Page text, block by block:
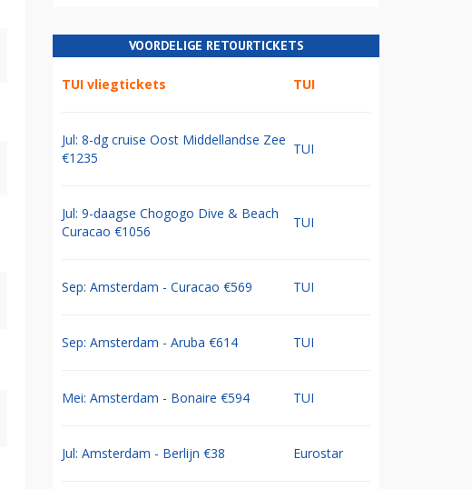
VOORDELIGE RETOURTICKETS
TUI vliegtickets TUI
Jul: 8-dg cruise Oost Middellandse Zee
€1235
TUI
Jul: 9-daagse Chogogo Dive & Beach
Curacao €1056
TUI
Sep: Amsterdam - Curacao €569 TUI
Sep: Amsterdam - Aruba €614 TUI
Mei: Amsterdam - Bonaire €594 TUI
Jul: Amsterdam - Berlijn €38 Eurostar